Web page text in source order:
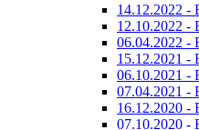
14.12.2022
12.10.2022
06.04.2022
15.12.2021
06.10.2021
07.04.2021 -
16.12.2020
07.10.2020